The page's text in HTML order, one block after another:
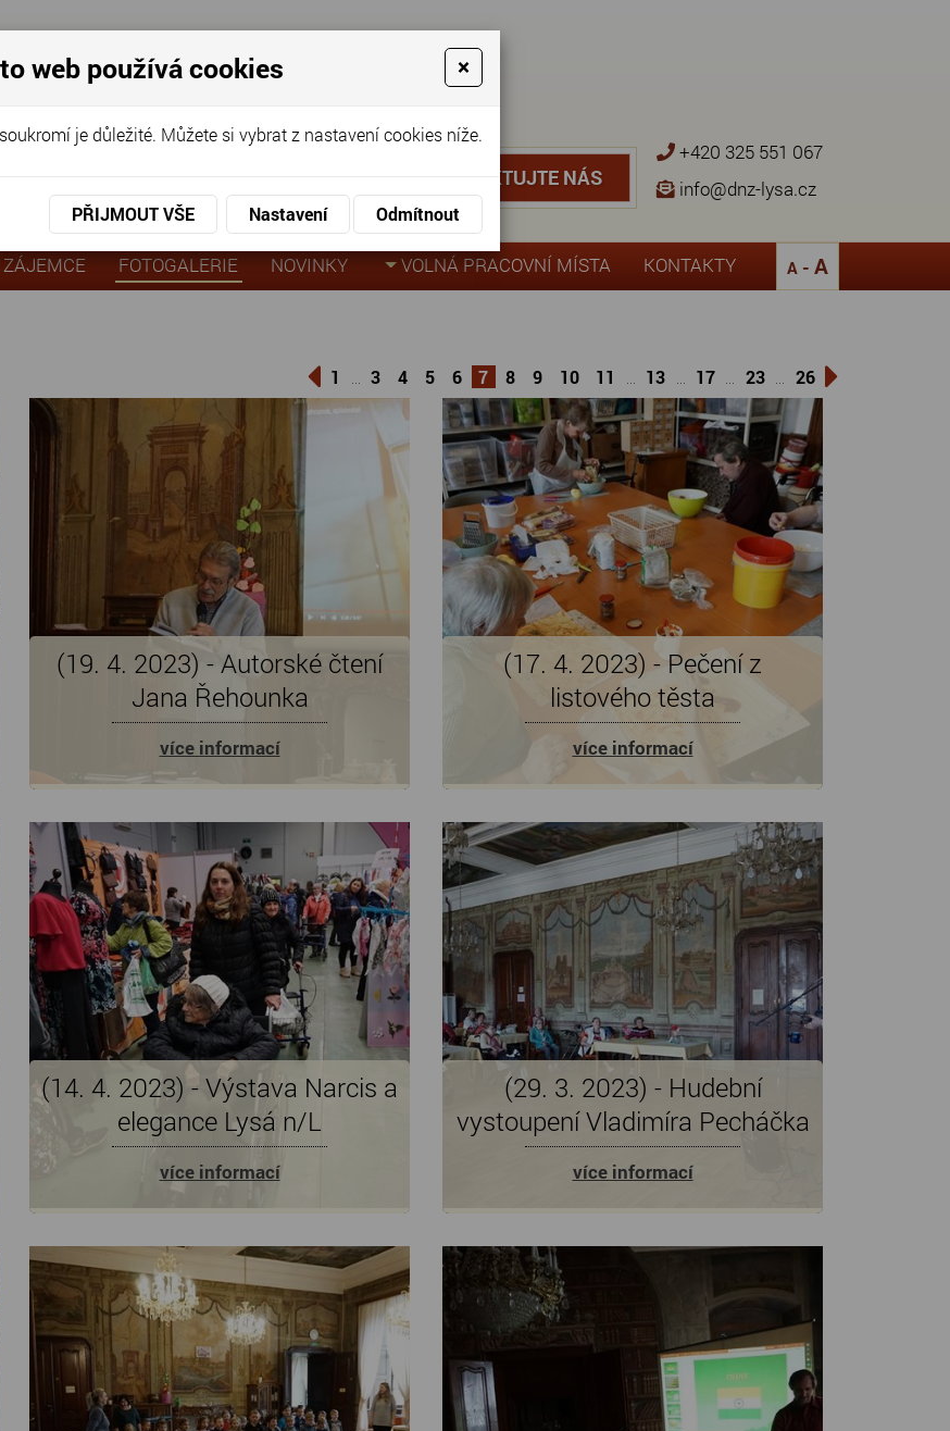
pro seniory
KONTAKTUJTE NÁS
KONTAKTUJTE NÁS
+420 325 551 067
info@dnz-lysa.cz
ZÁJEMCE FOTOGALERIE NOVINKY VOLNÁ PRACOVNÍ MÍSTA KONTAKTY
¨
A - A
1 3 4 5 6 7 8 9 10 11 13 17 23 26
(19. 4. 2023) - Autorské čtení
Jana Řehounka
více informací
(17. 4. 2023) - Pečení z
listového těsta
více informací
(14. 4. 2023) - Výstava Narcis a
elegance Lysá n/L
více informací
(29. 3. 2023) - Hudební
vystoupení Vladimíra Pecháčka
více informací
web používá cookies ×
je důležité. Můžete si vybrat z nastavení cookies níže.
PŘIJMOUT VŠE Nastavení Odmítnout